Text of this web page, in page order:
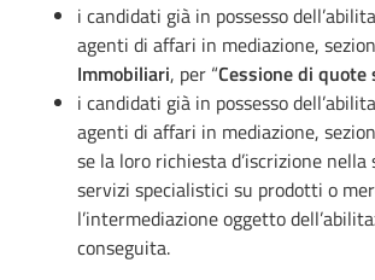
i candidati già in possesso
agenti di affari in mediazione,
Immobiliari, per “Cessione di quote
i candidati già in possesso
agenti di affari in mediazione,
se la loro richiesta d’iscrizione
servizi specialistici su prodotti o
l’intermediazione oggetto
conseguita.